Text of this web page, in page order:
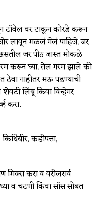
टॉवेल वर टाकून कोरडे करून
लावून मळलं गेलं पाहिजे. जर
जर पीठ जास्त मोकळे
करून घ्या. तेल गरम झाले की
नाहीतर मऊ पडण्याची
लिंबू किंवा विन्हेगर
करा.
कडीपत्ता,
मिक्स करा व वरीलसर्व
व चटणी किंवा सॉस सोबत